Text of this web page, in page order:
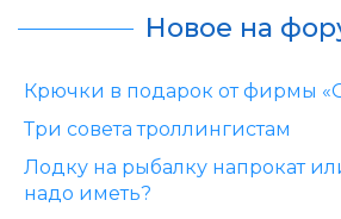
Новое на
Крючки в подарок от фирмы
Три совета троллингистам
Лодку на рыбалку напрокат
надо иметь?